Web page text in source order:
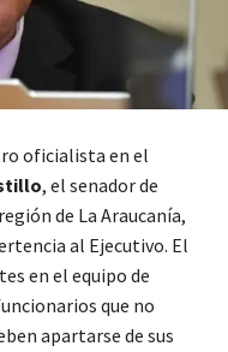
oficialista en el
, el senador de
de La Araucanía,
al Ejecutivo. El
en el equipo de
que no
apartarse de sus